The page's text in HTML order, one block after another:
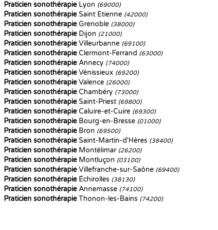
Praticien sonothérapie Lyon (69000)
Praticien sonothérapie Saint Etienne (42000)
Praticien sonothérapie Grenoble (38000)
Praticien sonothérapie Dijon (21000)
Praticien sonothérapie Villeurbanne (69100)
Praticien sonothérapie Clermont-Ferrand (63000)
Praticien sonothérapie Annecy (74000)
Praticien sonothérapie Vénissieux (69200)
Praticien sonothérapie Valence (26000)
Praticien sonothérapie Chambéry (73000)
Praticien sonothérapie Saint-Priest (69800)
Praticien sonothérapie Caluire-et-Cuire (69300)
Praticien sonothérapie Bourg-en-Bresse (01000)
Praticien sonothérapie Bron (69500)
Praticien sonothérapie Saint-Martin-d'Hères (38400)
Praticien sonothérapie Montélimar (26200)
Praticien sonothérapie Montluçon (03100)
Praticien sonothérapie Villefranche-sur-Saône (69400)
Praticien sonothérapie Échirolles (38130)
Praticien sonothérapie Annemasse (74100)
Praticien sonothérapie Thonon-les-Bains (74200)